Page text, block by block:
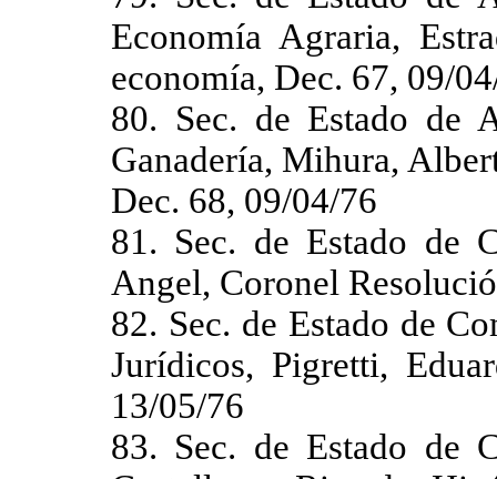
Economía Agraria,
economía, Dec. 67, 09/
80. Sec. de Estado de
Ganadería, Mihura,
Dec. 68, 09/04/76
81. Sec. de Estado de
Angel, Coronel
82. Sec. de Estado de
Jurídicos, Pigretti,
13/05/76
83. Sec. de Estado de